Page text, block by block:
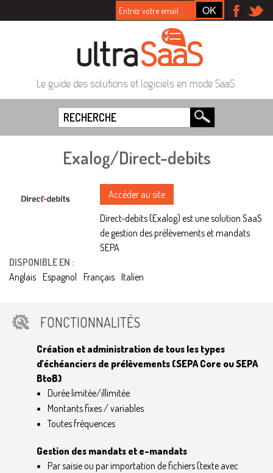
Le guide des solutions et logiciels en mode SaaS
Exalog/Direct-debits
Accéder au site
Direct-debits (Exalog) est une solution SaaS
de gestion des prélèvements et mandats
SEPA
DISPONIBLE EN :
Anglais Espagnol Français Italien
FONCTIONNALITÉS
Création et administration de tous les types
d’échéanciers de prélèvements (SEPA Core ou SEPA
BtoB)
Durée limitée/illimitée
Montants fixes / variables
Toutes fréquences
Gestion des mandats et e-mandats
Par saisie ou par importation de fichiers (texte avec